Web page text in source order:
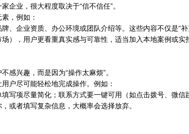
企业，很大程度取决于“信不信任”。
，例如：
、企业资质、办公环境或团队介绍等。这些内容不仅是“补
），用户更看重真实感与可靠性，适当加入本地案例或实
感兴趣，而是因为“操作太麻烦”。
户尽可能轻松地完成操作。例如：
写项尽量简化；联系方式要一键可用（如点击拨号、微信
或者填写复杂信息，大概率会选择放弃。